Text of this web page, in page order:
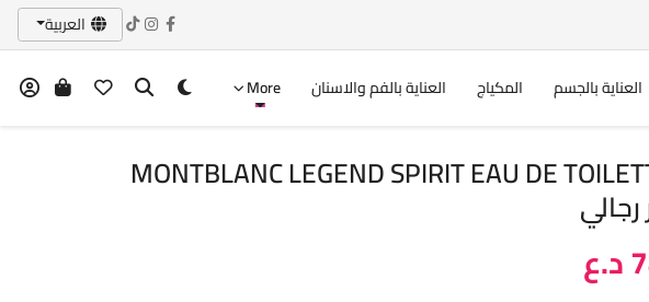
العربية
العناية بالجسم المكياج العناية بالفم والاسنان More
MONTBLANC LEGEND SPIRIT EAU DE